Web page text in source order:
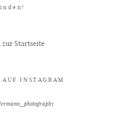
Startseite
INSTAGRAM